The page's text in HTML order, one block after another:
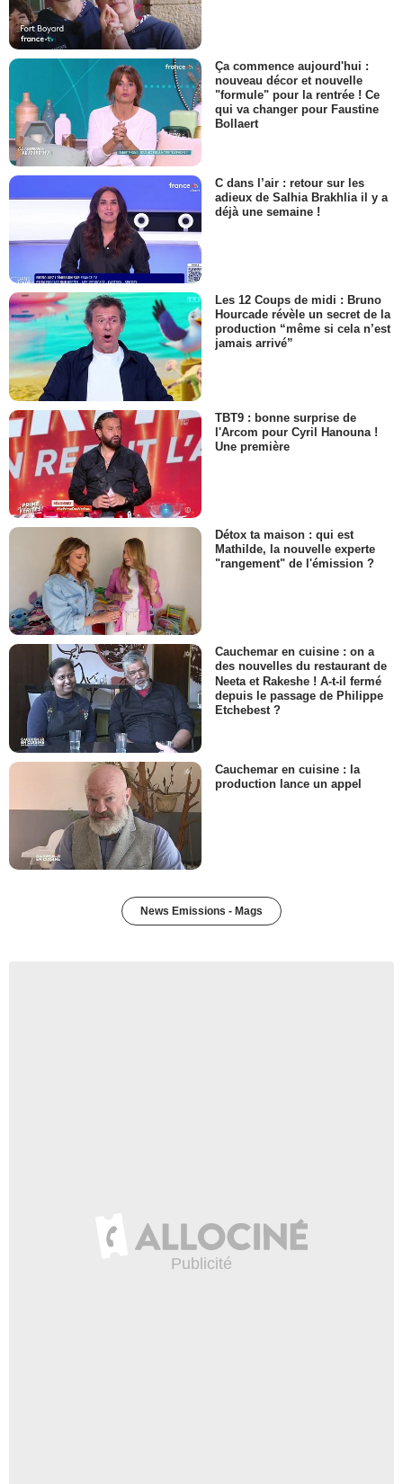
Ça commence aujourd'hui :
nouveau décor et nouvelle
"formule" pour la rentrée ! Ce
qui va changer pour Faustine
Bollaert
C dans l’air : retour sur les
adieux de Salhia Brakhlia il y a
déjà une semaine !
Les 12 Coups de midi : Bruno
Hourcade révèle un secret de la
production “même si cela n’est
jamais arrivé”
TBT9 : bonne surprise de
l'Arcom pour Cyril Hanouna !
Une première
Détox ta maison : qui est
Mathilde, la nouvelle experte
"rangement" de l'émission ?
Cauchemar en cuisine : on a
des nouvelles du restaurant de
Neeta et Rakeshe ! A-t-il fermé
depuis le passage de Philippe
Etchebest ?
Cauchemar en cuisine : la
production lance un appel
News Emissions - Mags